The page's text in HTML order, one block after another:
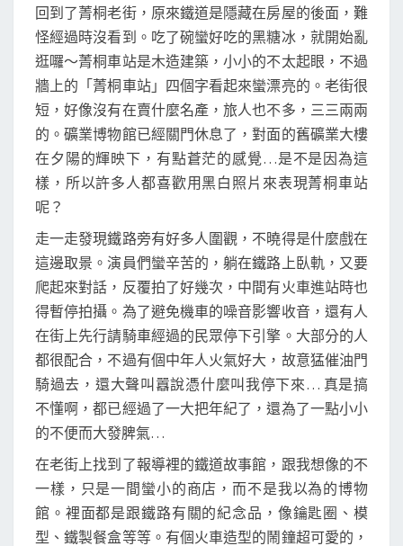
回到了菁桐老街，原來鐵道是隱藏在房屋的後面，難
怪經過時沒看到。吃了碗蠻好吃的黑糖冰，就開始亂
逛囉～菁桐車站是木造建築，小小的不太起眼，不過
牆上的「菁桐車站」四個字看起來蠻漂亮的。老街很
短，好像沒有在賣什麼名產，旅人也不多，三三兩兩
的。礦業博物館已經關門休息了，對面的舊礦業大樓
在夕陽的輝映下，有點蒼茫的感覺…是不是因為這
樣，所以許多人都喜歡用黑白照片來表現菁桐車站
呢？
走一走發現鐵路旁有好多人圍觀，不曉得是什麼戲在
這邊取景。演員們蠻辛苦的，躺在鐵路上臥軌，又要
爬起來對話，反覆拍了好幾次，中間有火車進站時也
得暫停拍攝。為了避免機車的噪音影響收音，還有人
在街上先行請騎車經過的民眾停下引擎。大部分的人
都很配合，不過有個中年人火氣好大，故意猛催油門
騎過去，還大聲叫囂說憑什麼叫我停下來… 真是搞
不懂啊，都已經過了一大把年紀了，還為了一點小小
的不便而大發脾氣…
在老街上找到了報導裡的鐵道故事館，跟我想像的不
一樣，只是一間蠻小的商店，而不是我以為的博物
館。裡面都是跟鐵路有關的紀念品，像鑰匙圈、模
型、鐵製餐盒等等。有個火車造型的鬧鐘超可愛的，